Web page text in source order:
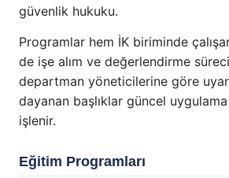
güvenlik hukuku.
Programlar hem İK biriminde
de işe alım ve değerlendirme
departman yöneticilerine göre
dayanan başlıklar güncel
işlenir.
Eğitim Programları